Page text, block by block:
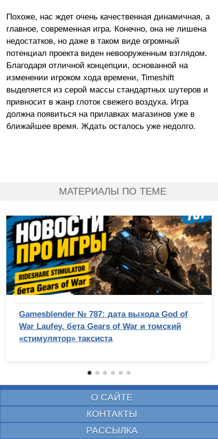
Похоже, нас ждет очень качественная динамичная, а
главное, современная игра. Конечно, она не лишена
недостатков, но даже в таком виде огромный
потенциал проекта виден невооруженным взглядом.
Благодаря отличной концепции, основанной на
изменении игроком хода времени, Timeshift
выделяется из серой массы стандартных шутеров и
привносит в жанр глоток свежего воздуха. Игра
должна появиться на прилавках магазинов уже в
ближайшее время. Ждать осталось уже недолго.
МАТЕРИАЛЫ ПО ТЕМЕ
Gamesblender № 787: дата выхода God of
War Laufey, бета Gears of War и томский
«стимулятор» таксиста
О САЙТЕ
КОНТАКТЫ
РАССЫЛКА